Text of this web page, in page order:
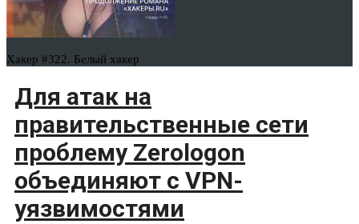
Хакер #322. Белый хакер
Для атак на
правительственные сети
проблему Zerologon
объединяют с VPN-
уязвимостями